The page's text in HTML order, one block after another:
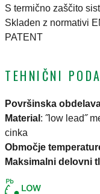
S termično zaščito
Skladen z normativi
PATENT
TEHNIČNI
Površinska
Material : ˝low lead˝
cinka
Območje
Maksimalni delovni